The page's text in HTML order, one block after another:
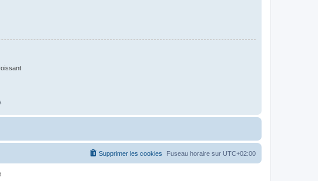
Fuseau horaire sur UTC+02:00
Supprimer les cookies